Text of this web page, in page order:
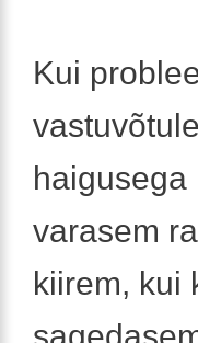
Kui
varasem
kiirem, kui